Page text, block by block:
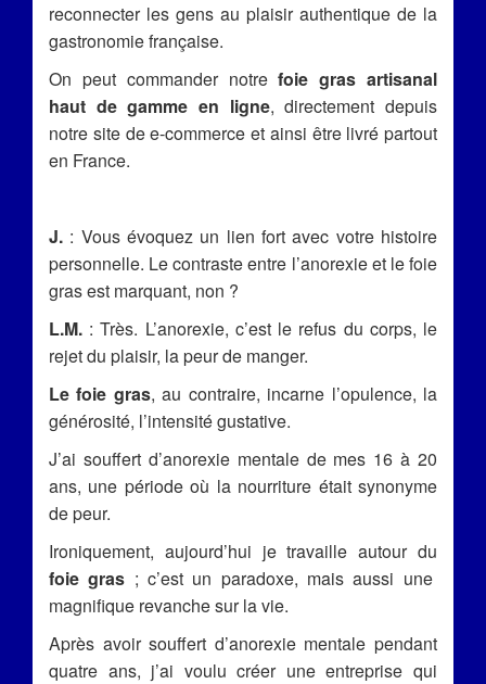
reconnecter les gens au plaisir authentique de la
gastronomie française.
On peut commander notrefoie gras artisanal
haut de gamme en ligne, directement depuis
notre site de e-commerce et ainsi être livré partout
en France.
J. : Vous évoquez un lien fort avec votre histoire
personnelle. Le contraste entre l’anorexie et le foie
gras est marquant, non ?
L.M. : Très. L’anorexie, c’est le refus du corps, le
rejet du plaisir, la peur de manger.
Le foie gras, au contraire, incarne l’opulence, la
générosité, l’intensité gustative.
J’ai souffert d’anorexie mentale de mes 16 à 20
ans, une période où la nourriture était synonyme
de peur.
Ironiquement, aujourd’hui je travaille autour du
foie gras ; c’est un paradoxe, mais aussi une
magnifique revanche sur la vie.
Après avoir souffert d’anorexie mentale pendant
quatre ans, j’ai voulu créer une entreprise qui